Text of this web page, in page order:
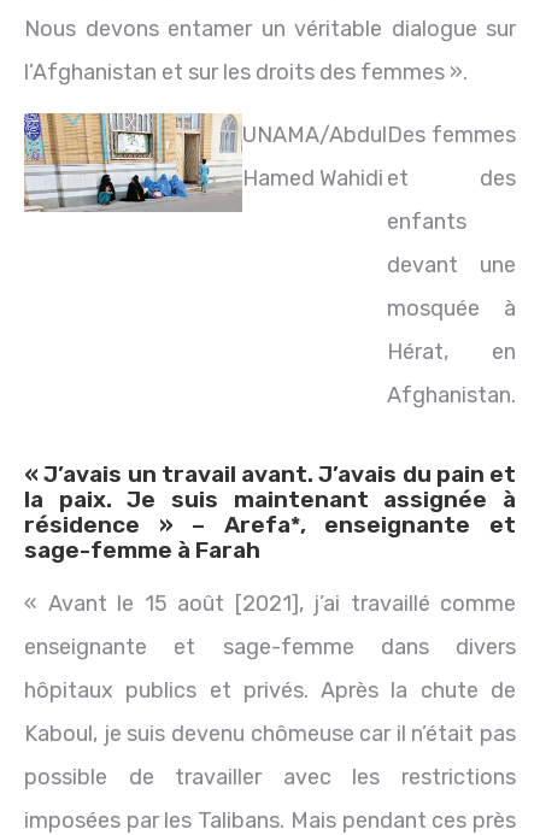
Nous devons entamer un véritable dialogue sur
l’Afghanistan et sur les droits des femmes ».
UNAMA/Abdul
Hamed Wahidi
Des femmes
et des
enfants
devant une
mosquée à
Hérat, en
Afghanistan.
« J’avais un travail avant. J’avais du pain et
la paix. Je suis maintenant assignée à
résidence » – Arefa*, enseignante et
sage-femme à Farah
« Avant le 15 août [2021], j’ai travaillé comme
enseignante et sage-femme dans divers
hôpitaux publics et privés. Après la chute de
Kaboul, je suis devenu chômeuse car il n’était pas
possible de travailler avec les restrictions
imposées par les Talibans. Mais pendant ces près